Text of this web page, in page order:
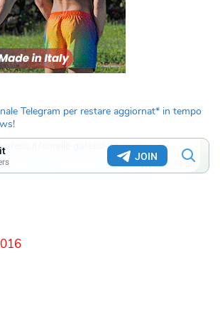
Telegram per restare aggiornat* in tempo